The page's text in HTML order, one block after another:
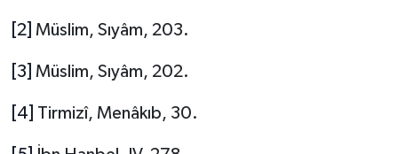
[2] Müslim, Sıyâm, 203.
[3] Müslim, Sıyâm, 202.
[4] Tirmizî, Menâkıb, 30.
Muğla Müftülüğü
Muş Müftülüğü